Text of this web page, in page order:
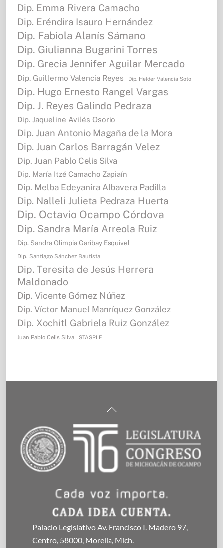
Dip. Emma Rivera Camacho
Dip. Eréndira Isauro Hernández
Dip. Fabiola Alanís Sámano
Dip. Giulianna Bugarini Torres
Dip. Grecia Jennifer Aguilar Mercado
Dip. Guillermo Valencia Reyes Dip. Helder Valencia Soto
Dip. Hugo Ernesto Rangel Vargas
Dip. J. Reyes Galindo Pedraza
Dip. Jaqueline Avilés Osorio
Dip. Juan Antonio Magaña de la Mora
Dip. Juan Carlos Barragán Velez
Dip. Juan Pablo Celis Silva
Dip. María Itzé Camacho Zapiaín
Dip. Melba Edeyanira Albavera Padilla
Dip. Nalleli Julieta Pedraza Huerta
Dip. Octavio Ocampo Córdova
Dip. Sandra María Arreola Ruiz
Dip. Sandra Olimpia Garibay Esquivel
Dip. Santiago Sánchez Bautista
Dip. Teresita de Jesús Herrera
Maldonado
Dip. Vicente Gómez Núñez
Dip. Víctor Manuel Manríquez González
Dip. Xochitl Gabriela Ruiz González
Juan Pablo Celis Silva STASPLE
Back
Top
Palacio Legislativo Av. Francisco I. Madero 97,
Centro, 58000, Morelia, Mich.